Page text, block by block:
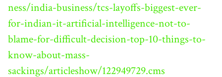
ness/india-business/tcs-layoffs-biggest-ever-
for-indian-it-artificial-intelligence-not-to-
blame-for-difficult-decision-top-10-things-to-
know-about-mass-
sackings/articleshow/122949729.cms